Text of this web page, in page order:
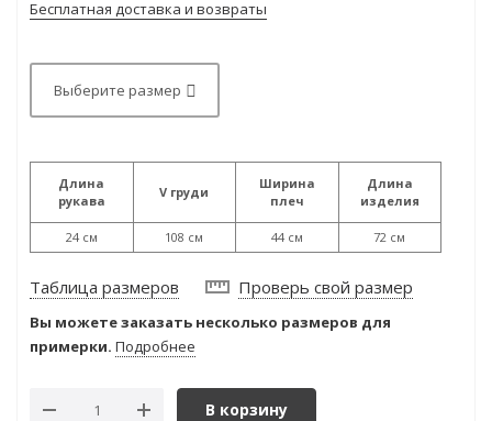
Бесплатная доставка и возвраты
Выберите размер
Длина
рукава
24 см
V груди
108 см
Ширина
плеч
44 см
Длина
изделия
72 см
Таблица размеров Проверь свой размер
Вы можете заказать несколько размеров для
примерки. Подробнее
В корзину